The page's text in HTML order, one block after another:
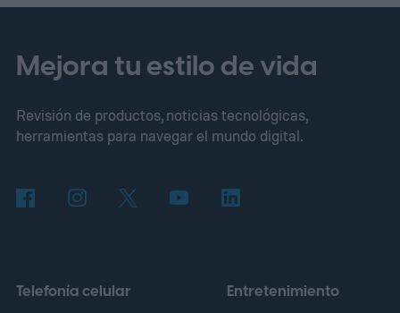
visuales asociados con el Miura original,
presentado en 1966 y considerado uno de
los primeros superdeportivos modernos
con motor central trasero. En su versión
CV y podía superar los 290 km/h, cifras que
Mejora tu estilo de vida
Revisión de productos, noticias tecnológicas,
herramientas para navegar el mundo digital.
Telefonía celular
Entretenimiento